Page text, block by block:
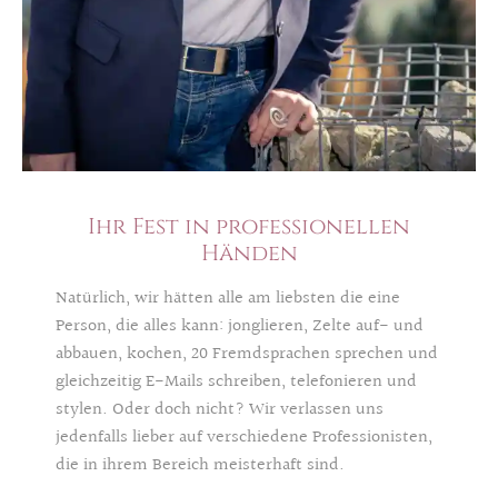
Ihr Fest in professionellen
Händen
Natürlich, wir hätten alle am liebsten die eine
Person, die alles kann: jonglieren, Zelte auf- und
abbauen, kochen, 20 Fremdsprachen sprechen und
gleichzeitig E-Mails schreiben, telefonieren und
stylen. Oder doch nicht? Wir verlassen uns
jedenfalls lieber auf verschiedene Professionisten,
die in ihrem Bereich meisterhaft sind.